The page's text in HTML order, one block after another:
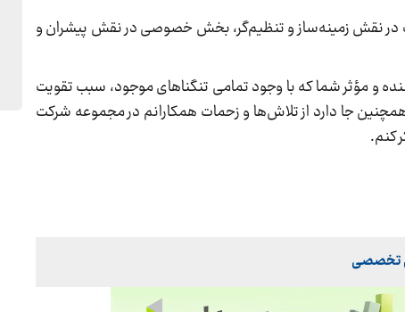
در نقش زمینه‌ساز و تنظیم‌گر، بخش خصوصی در نقش پیشران و
و مؤثر شما که با وجود تمامی تنگناهای موجود، سبب تقویت
جا دارد از تلاش‌ها و زحمات همکارانم در مجموعه شرکت
کنم.
تخصصی